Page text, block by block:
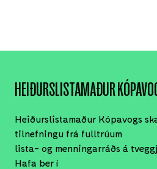
HEIÐURSLISTAMAÐUR
Heiðurslistamaður Kópavogs
tilnefningu frá fulltrúum
lista- og menningarráðs á
Hafa ber í